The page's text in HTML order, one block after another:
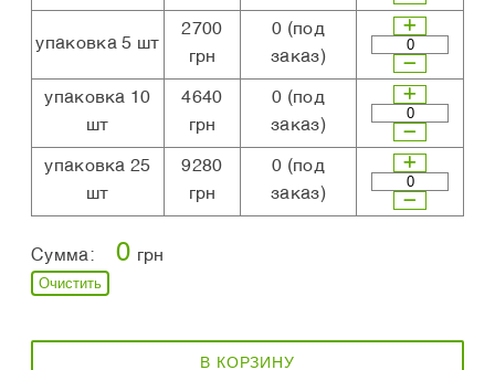
упаковка 5 шт
2700
грн
0 (под
заказ)
упаковка 10
шт
4640
грн
0 (под
заказ)
упаковка 25
шт
9280
грн
0 (под
заказ)
Сумма: 0 грн
Очистить
В КОРЗИНУ